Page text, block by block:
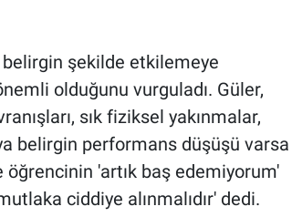
belirgin şekilde etkilemeye
olduğunu vurguladı. Güler,
sık fiziksel yakınmalar,
belirgin performans düşüşü varsa
'artık baş edemiyorum'
ciddiye alınmalıdır' dedi.